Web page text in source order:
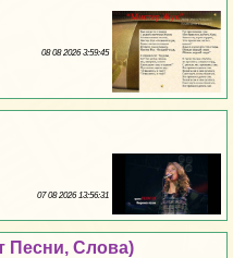
08 08 2026 3:59:45
07 08 2026 13:56:31
Песни, Слова)